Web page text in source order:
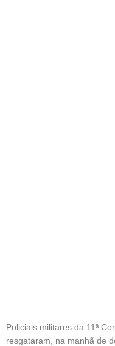
Policiais militares da 11ª
resgataram, na manhã de